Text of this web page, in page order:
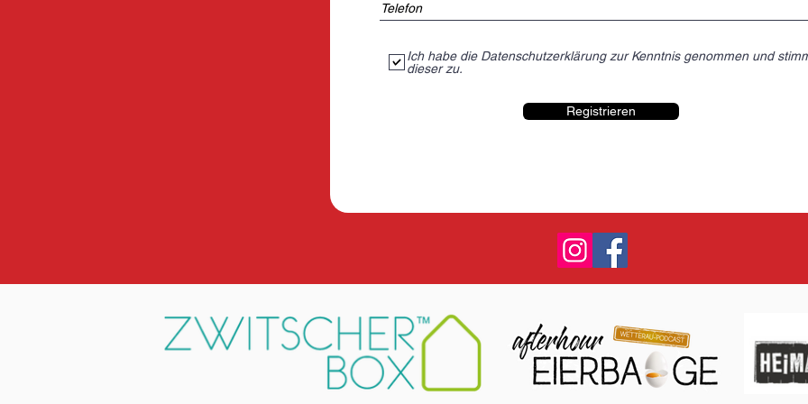
Ich habe die Datenschutzerklärung zur Kenntnis genommen und
dieser zu.
Registrieren